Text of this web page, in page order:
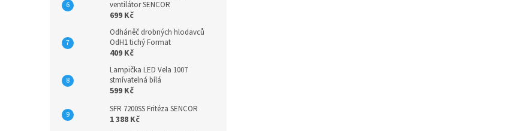
ventilátor SENCOR
699 Kč
Odháněč drobných hlodavců
OdH1 tichý Format
409 Kč
Lampička LED Vela 1007
stmívatelná bílá
599 Kč
SFR 7200SS Fritéza SENCOR
1 388 Kč